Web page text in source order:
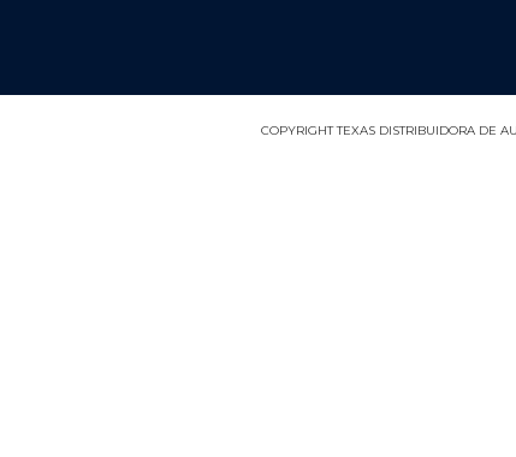
COPYRIGHT TEXAS DISTRIBUIDORA DE